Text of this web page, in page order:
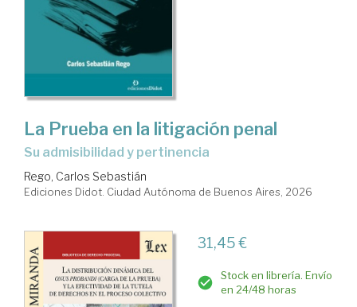
La Prueba en la litigación penal
Su admisibilidad y pertinencia
Rego, Carlos Sebastián
Ediciones Didot. Ciudad Autónoma de Buenos Aires, 2026
31,45 €
Stock en librería. Envío
en 24/48 horas